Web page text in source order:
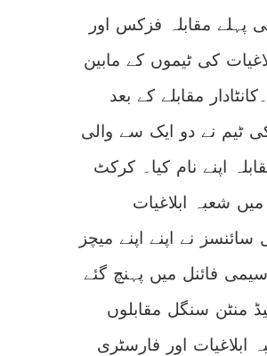
پہلے مقابلہ فزکس اور
کی ٹیموں کے مابین
مقابلے کے بعد
ٹیم نے دو ایک سے والی
اپنے نام کیا۔ کرکٹ
میں شعبہ ابلاغیات
سائنسز نے اپنے اپنے میچز
فائنل میں پہنچ گئے
منٹن سنگل مقابلوں
ابلاغیات اور فارسٹری